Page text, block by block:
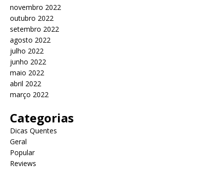
novembro 2022
outubro 2022
setembro 2022
agosto 2022
julho 2022
junho 2022
maio 2022
abril 2022
março 2022
Categorias
Dicas Quentes
Geral
Popular
Reviews